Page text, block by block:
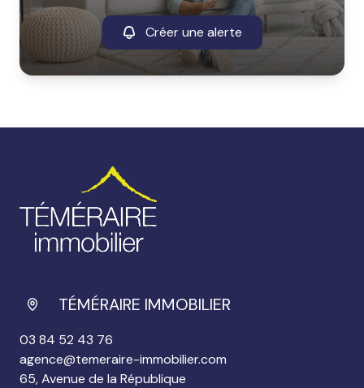
Créer une alerte
TÉMÉRAIRE IMMOBILIER
03 84 52 43 76
agence@temeraire-immobilier.com
65, Avenue de la République